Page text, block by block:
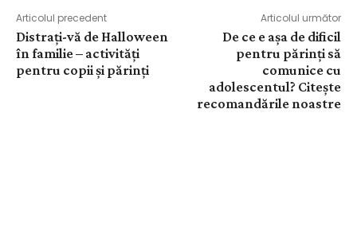
Articolul precedent
Distraţi-vă de Halloween
în familie – activităţi
pentru copii şi părinţi
Articolul următor
De ce e aşa de dificil
pentru părinţi să
comunice cu
adolescentul? Citește
recomandările noastre